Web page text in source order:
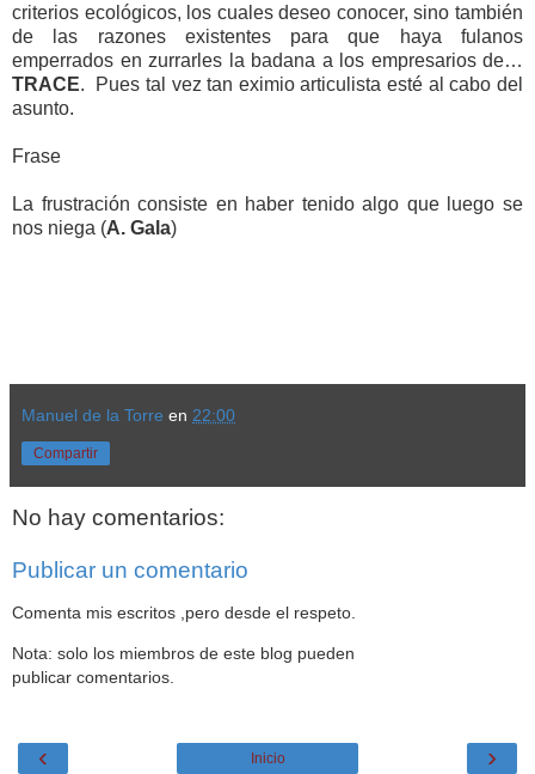
criterios ecológicos, los cuales deseo conocer, sino también
de las razones existentes para que haya fulanos
emperrados en zurrarles la badana a los empresarios de…
TRACE.
Pues tal vez tan eximio articulista esté al cabo del
asunto.
Frase
La frustración consiste en haber tenido algo que luego se
nos niega (A. Gala)
Manuel de la Torre en 22:00
Compartir
No hay comentarios:
Publicar un comentario
Comenta mis escritos ,pero desde el respeto.
Nota: solo los miembros de este blog pueden
publicar comentarios.
‹ ›
Inicio